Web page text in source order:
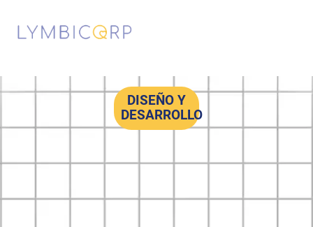
DISEÑO Y
DESARROLLO